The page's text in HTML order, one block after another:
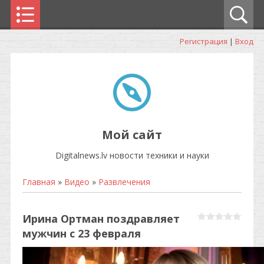
Регистрация | Вход
Мой сайт
Digitalnews.lv новости техники и науки
Главная » Видео » Развлечения
Ирина Ортман поздравляет
мужчин с 23 февраля